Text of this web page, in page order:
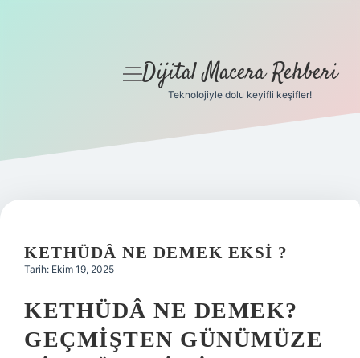
Gizlilik Politikası
Yasal Uyarı
menüyü
Dijital Macera Rehberi
Teknolojiyle dolu keyifli keşifler!
KETHÜDÂ NE DEMEK EKSI ?
Tarih: Ekim 19, 2025
KETHÜDÂ NE DEMEK?
GEÇMIŞTEN GÜNÜMÜZE